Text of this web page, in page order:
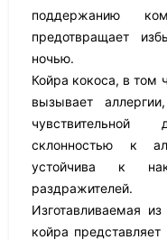
поддержанию
предотвращает
ночью.
Койра кокоса, в том
вызывает
склонностью к
устойчива к
раздражителей.
Изготавливаемая
койра